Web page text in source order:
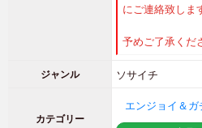
にご連絡致しま
予めご了承くだ
ジャンル ソサイチ
カテゴリー
エンジョイ＆ガ